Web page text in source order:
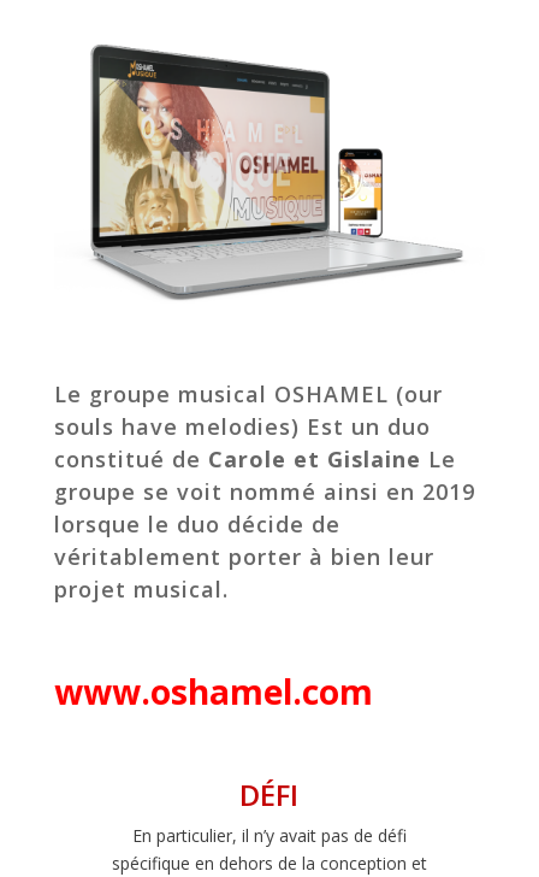
Le groupe musical OSHAMEL (our
souls have melodies) Est un duo
constitué de Carole et Gislaine Le
groupe se voit nommé ainsi en 2019
lorsque le duo décide de
véritablement porter à bien leur
projet musical.
www.oshamel.com
DÉFI
En particulier, il n’y avait pas de défi
spécifique en dehors de la conception et